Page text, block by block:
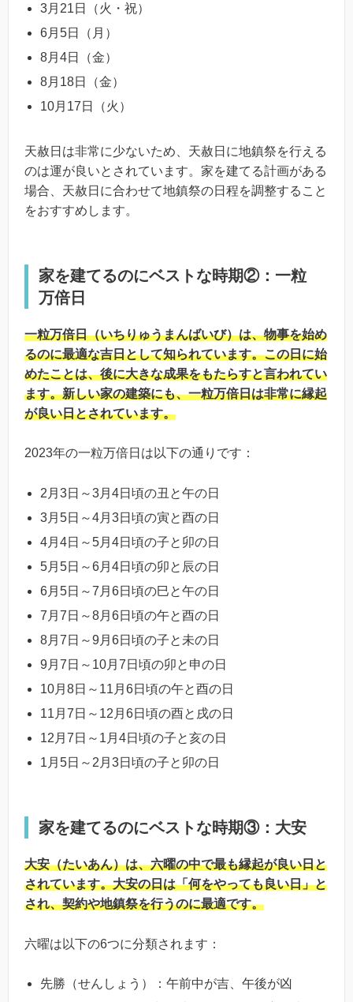
3月21日（火・祝）
6月5日（月）
8月4日（金）
8月18日（金）
10月17日（火）
天赦日は非常に少ないため、天赦日に地鎮祭を行える
のは運が良いとされています。家を建てる計画がある
場合、天赦日に合わせて地鎮祭の日程を調整すること
をおすすめします。
家を建てるのにベストな時期②：一粒
万倍日
一粒万倍日（いちりゅうまんばいび）は、物事を始め
るのに最適な吉日として知られています。この日に始
めたことは、後に大きな成果をもたらすと言われてい
ます。新しい家の建築にも、一粒万倍日は非常に縁起
が良い日とされています。
2023年の一粒万倍日は以下の通りです：
2月3日～3月4日頃の丑と午の日
3月5日～4月3日頃の寅と酉の日
4月4日～5月4日頃の子と卯の日
5月5日～6月4日頃の卯と辰の日
6月5日～7月6日頃の巳と午の日
7月7日～8月6日頃の午と酉の日
8月7日～9月6日頃の子と未の日
9月7日～10月7日頃の卯と申の日
10月8日～11月6日頃の午と酉の日
11月7日～12月6日頃の酉と戌の日
12月7日～1月4日頃の子と亥の日
1月5日～2月3日頃の子と卯の日
家を建てるのにベストな時期③：大安
大安（たいあん）は、六曜の中で最も縁起が良い日と
されています。大安の日は「何をやっても良い日」と
され、契約や地鎮祭を行うのに最適です。
六曜は以下の6つに分類されます：
先勝（せんしょう）：午前中が吉、午後が凶